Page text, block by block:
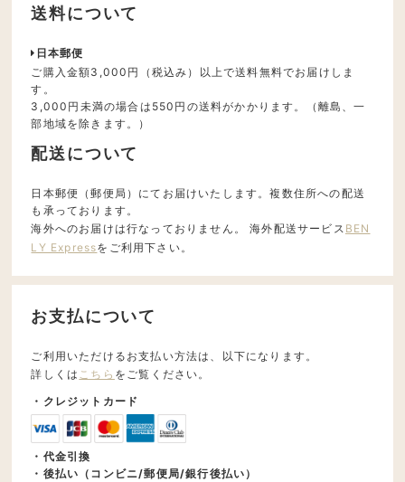
送料について
日本郵便
ご購入金額3,000円（税込み）以上で送料無料でお届けしま
す。
3,000円未満の場合は550円の送料がかかります。（離島、一
部地域を除きます。）
配送について
日本郵便（郵便局）にてお届けいたします。複数住所への配送
も承っております。
海外へのお届けは行なっておりません。 海外配送サービス BEN
LY Expressをご利用下さい。
お支払について
ご利用いただけるお支払い方法は、以下になります。
詳しくは こちら をご覧ください。
・クレジットカード
・代金引換
・後払い（コンビニ/郵便局/銀行後払い）